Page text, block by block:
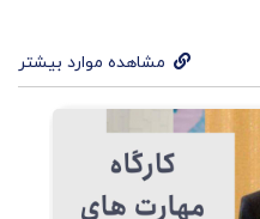
مشاهده موارد بیشتر